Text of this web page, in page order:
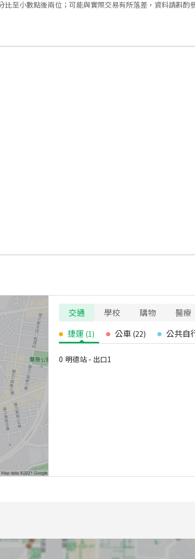
至小數點後兩位；可能與實際交易有所落差，資料請斟酌
交通 學校 購物 醫療
捷運 (1) 公車 (22) 公共自
0 明德站 - 出口1